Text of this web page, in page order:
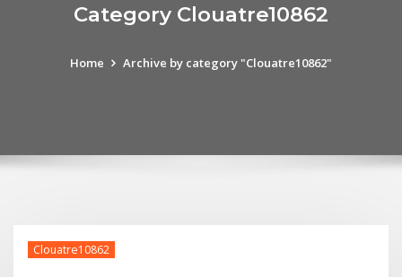
Category Clouatre10862
Home Archive by category "Clouatre10862"
Clouatre10862